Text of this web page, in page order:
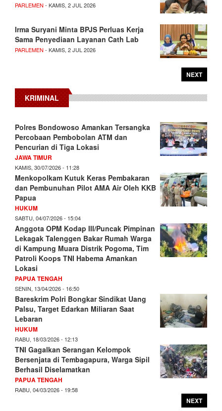
PARLEMEN - KAMIS, 2 JUL 2026
Irma Suryani Minta BPJS Perluas Kerja
Sama Penyediaan Layanan Cath Lab
PARLEMEN - KAMIS, 2 JUL 2026
NEXT
KRIMINAL
Polres Bondowoso Amankan Tersangka
Percobaan Pembobolan ATM dan
Pencurian di Tiga Lokasi
JAWA TIMUR
KAMIS, 30/07/2026 - 11:28
Menkopolkam Kutuk Keras Pembakaran
dan Pembunuhan Pilot AMA Air Oleh KKB
Papua
HUKUM
SABTU, 04/07/2026 - 15:04
Anggota OPM Kodap III/Puncak Pimpinan
Lekagak Talenggen Bakar Rumah Warga
di Kampung Muara Distrik Pogoma, Tim
Patroli Koops TNI Habema Amankan
Lokasi
PAPUA TENGAH
SENIN, 13/04/2026 - 16:50
Bareskrim Polri Bongkar Sindikat Uang
Palsu, Target Edarkan Miliaran Saat
Lebaran
HUKUM
RABU, 18/03/2026 - 12:13
TNI Gagalkan Serangan Kelompok
Bersenjata di Tembagapura, Warga Sipil
Berhasil Diselamatkan
PAPUA TENGAH
RABU, 04/03/2026 - 19:58
NEXT